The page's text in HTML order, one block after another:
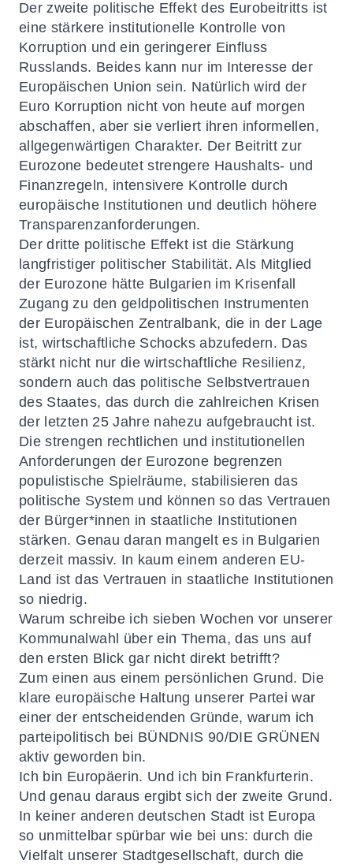
Der zweite politische Effekt des Eurobeitritts ist
eine stärkere institutionelle Kontrolle von
Korruption und ein geringerer Einfluss
Russlands. Beides kann nur im Interesse der
Europäischen Union sein. Natürlich wird der
Euro Korruption nicht von heute auf morgen
abschaffen, aber sie verliert ihren informellen,
allgegenwärtigen Charakter. Der Beitritt zur
Eurozone bedeutet strengere Haushalts- und
Finanzregeln, intensivere Kontrolle durch
europäische Institutionen und deutlich höhere
Transparenzanforderungen.
Der dritte politische Effekt ist die Stärkung
langfristiger politischer Stabilität. Als Mitglied
der Eurozone hätte Bulgarien im Krisenfall
Zugang zu den geldpolitischen Instrumenten
der Europäischen Zentralbank, die in der Lage
ist, wirtschaftliche Schocks abzufedern. Das
stärkt nicht nur die wirtschaftliche Resilienz,
sondern auch das politische Selbstvertrauen
des Staates, das durch die zahlreichen Krisen
der letzten 25 Jahre nahezu aufgebraucht ist.
Die strengen rechtlichen und institutionellen
Anforderungen der Eurozone begrenzen
populistische Spielräume, stabilisieren das
politische System und können so das Vertrauen
der Bürger*innen in staatliche Institutionen
stärken. Genau daran mangelt es in Bulgarien
derzeit massiv. In kaum einem anderen EU-
Land ist das Vertrauen in staatliche Institutionen
so niedrig.
Warum schreibe ich sieben Wochen vor unserer
Kommunalwahl über ein Thema, das uns auf
den ersten Blick gar nicht direkt betrifft?
Zum einen aus einem persönlichen Grund. Die
klare europäische Haltung unserer Partei war
einer der entscheidenden Gründe, warum ich
parteipolitisch bei BÜNDNIS 90/DIE GRÜNEN
aktiv geworden bin.
Ich bin Europäerin. Und ich bin Frankfurterin.
Und genau daraus ergibt sich der zweite Grund.
In keiner anderen deutschen Stadt ist Europa
so unmittelbar spürbar wie bei uns: durch die
Vielfalt unserer Stadtgesellschaft, durch die